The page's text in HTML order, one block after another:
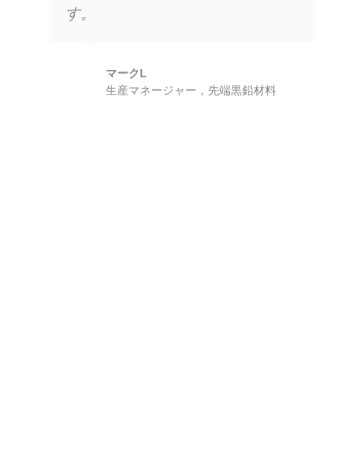
す。
マークL
生産マネージャー，先端黒鉛材料